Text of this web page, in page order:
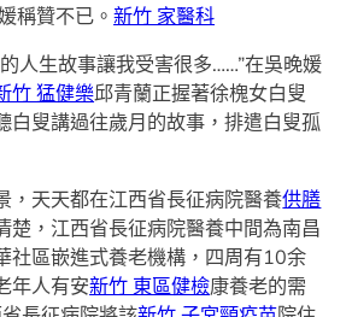
稱贊不已。新竹 家醫科
人生故事讓我受害很多……”在吳晚媛
竹 猛健樂邱青蘭正握著徐槐女白叟
白叟講過往歲月的故事，排遣白叟孤
，天天都在江西省長征病院醫養供膳
楚，江西省長征病院醫養中間為南昌
社區嵌進式養老機構，四周有10余
年人有安新竹 東區健檢康養老的需